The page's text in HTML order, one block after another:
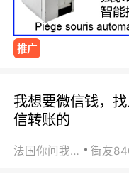
推广
我想要微信钱，
信转账的
法国你问我答